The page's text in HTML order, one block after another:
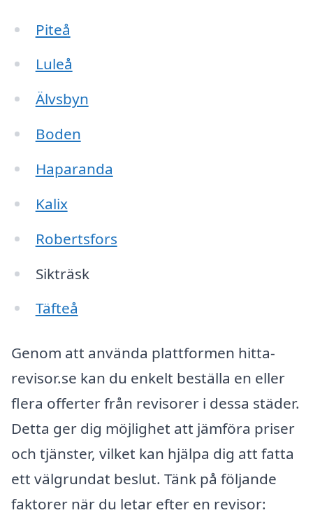
Piteå
Luleå
Älvsbyn
Boden
Haparanda
Kalix
Robertsfors
Sikträsk
Täfteå
Genom att använda plattformen hitta-
revisor.se kan du enkelt beställa en eller
flera offerter från revisorer i dessa städer.
Detta ger dig möjlighet att jämföra priser
och tjänster, vilket kan hjälpa dig att fatta
ett välgrundat beslut. Tänk på följande
faktorer när du letar efter en revisor: